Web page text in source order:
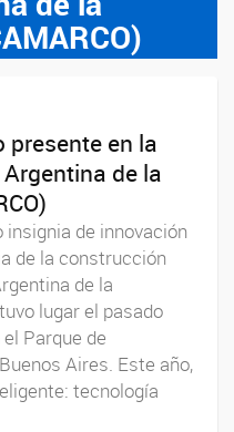
presente en la
de la
insignia de innovación
de la construcción
de la
lugar el pasado
Parque de
Aires. Este año,
tecnología